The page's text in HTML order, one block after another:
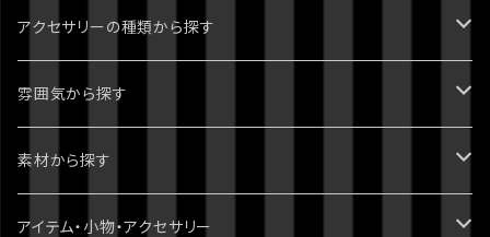
ジョジョの奇妙な冒険
1部 ファントムブラッド
2部 戦闘潮流
進撃の巨人
ダンガンロンパ
無印
ツイステッドワンダーランド
アクセサリーの種類から探す
ピアス・イヤリング
ブレスレット
指輪・リング
雰囲気から探す
パンク・ゴシック・ロック・かっこいい
病みかわいい
素材から探す
天然石
アイテム・小物・アクセサリー